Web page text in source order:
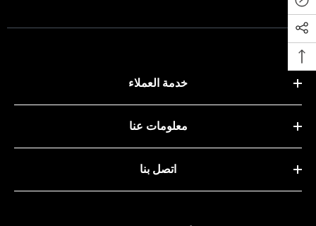
خدمة العملاء
معلومات عنا
اتصل بنا